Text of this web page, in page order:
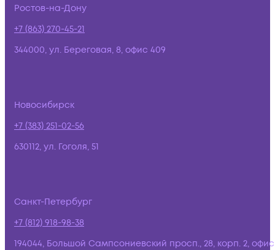
Ростов-на-Дону
+7 (863) 270-45-21
344000, ул. Береговая, 8, офис 409
Новосибирск
+7 (383) 251-02-56
630112, ул. Гоголя, 51
Санкт-Петербург
+7 (812) 918-98-38
194044, Большой Сампсониевский просп., 28, корп. 2,